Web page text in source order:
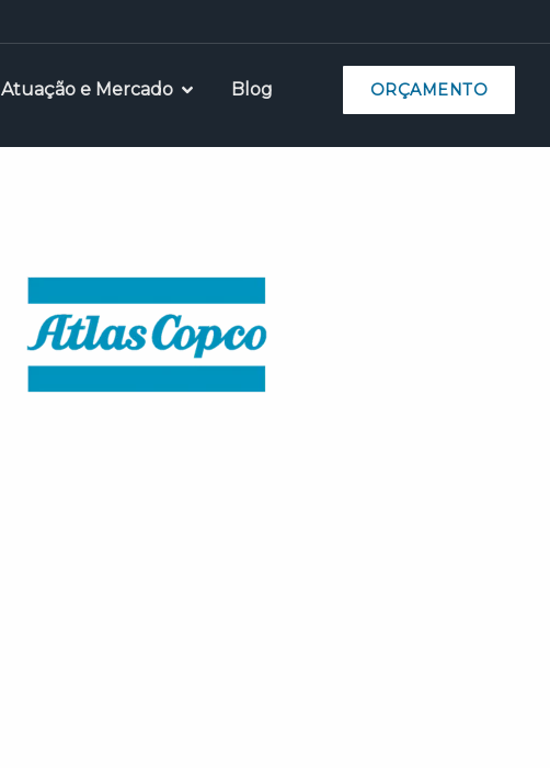
Atuação e Mercado Blog ORÇAMENTO